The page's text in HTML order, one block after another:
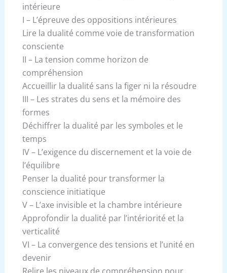
intérieure
I – L’épreuve des oppositions intérieures
Lire la dualité comme voie de transformation
consciente
II – La tension comme horizon de
compréhension
Accueillir la dualité sans la figer ni la résoudre
III – Les strates du sens et la mémoire des
formes
Déchiffrer la dualité par les symboles et le
temps
IV – L’exigence du discernement et la voie de
l’équilibre
Penser la dualité pour transformer la
conscience initiatique
V – L’axe invisible et la chambre intérieure
Approfondir la dualité par l’intériorité et la
verticalité
VI – La convergence des tensions et l’unité en
devenir